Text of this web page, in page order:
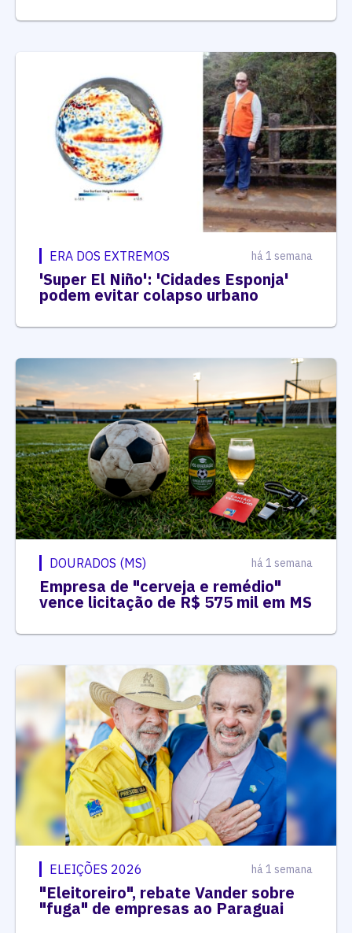
ERA DOS EXTREMOS há 1 semana
'Super El Niño': 'Cidades Esponja'
podem evitar colapso urbano
DOURADOS (MS) há 1 semana
Empresa de "cerveja e remédio"
vence licitação de R$ 575 mil em MS
ELEIÇÕES 2026 há 1 semana
"Eleitoreiro", rebate Vander sobre
"fuga" de empresas ao Paraguai